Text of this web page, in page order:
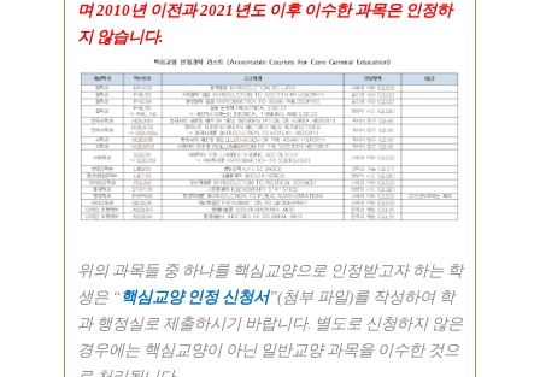
며2010년 이전과2021 년도 이후 이수한 과목은 인정하
지 않습니다.
위의 과목들 중 하나를 핵심교양으로 인정받고자 하는 학
생은 “핵심교양 인정 신청서”(첨부 파일)를 작성하여 학
과 행정실로 제출하시기 바랍니다. 별도로 신청하지 않은
경우에는 핵심교양이 아닌 일반교양 과목을 이수한 것으